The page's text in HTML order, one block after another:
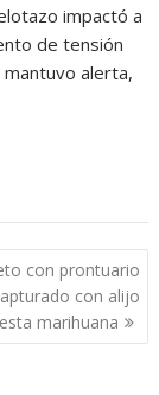
impactó a
de tensión
alerta,
con prontuario
con alijo
marihuana